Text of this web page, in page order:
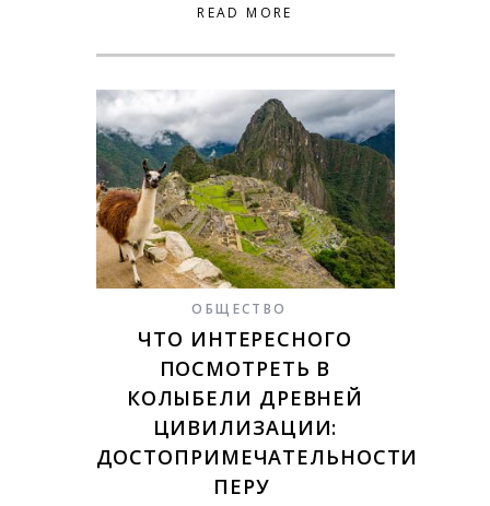
READ MORE
ОБЩЕСТВО
ЧТО ИНТЕРЕСНОГО
ПОСМОТРЕТЬ В
КОЛЫБЕЛИ ДРЕВНЕЙ
ЦИВИЛИЗАЦИИ:
ДОСТОПРИМЕЧАТЕЛЬНОСТИ
ПЕРУ